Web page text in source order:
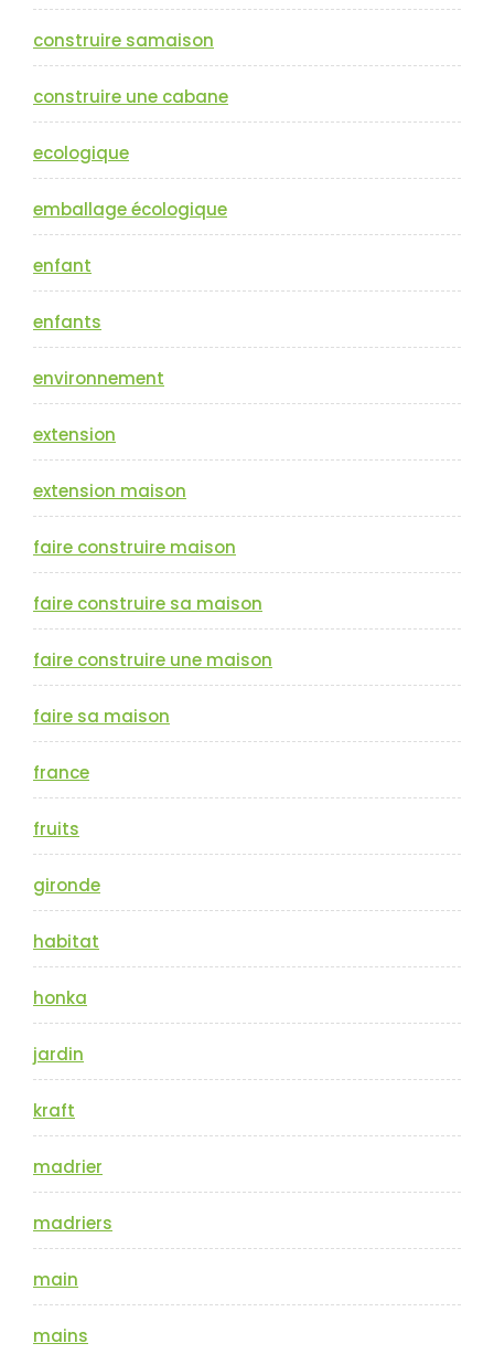
construire samaison
construire une cabane
ecologique
emballage écologique
enfant
enfants
environnement
extension
extension maison
faire construire maison
faire construire sa maison
faire construire une maison
faire sa maison
france
fruits
gironde
habitat
honka
jardin
kraft
madrier
madriers
main
mains